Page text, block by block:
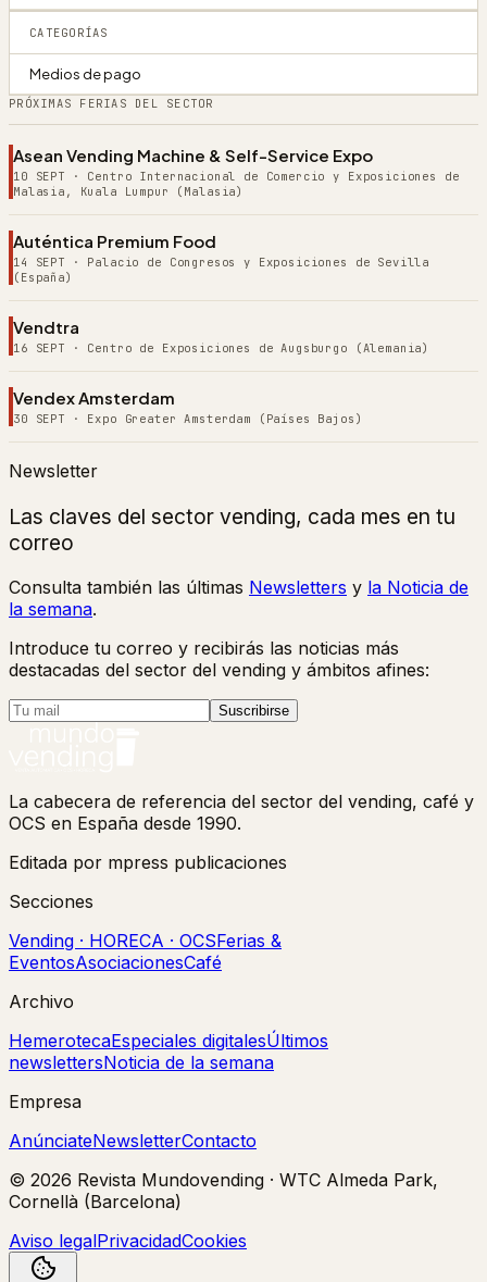
CATEGORÍAS
Medios de pago
PRÓXIMAS FERIAS DEL SECTOR
Asean Vending Machine & Self-Service Expo
10 SEPT · Centro Internacional de Comercio y Exposiciones de
Malasia, Kuala Lumpur (Malasia)
Auténtica Premium Food
14 SEPT · Palacio de Congresos y Exposiciones de Sevilla
(España)
Vendtra
16 SEPT · Centro de Exposiciones de Augsburgo (Alemania)
Vendex Amsterdam
30 SEPT · Expo Greater Amsterdam (Países Bajos)
Newsletter
Las claves del sector vending, cada mes en tu
correo
Consulta también las últimas Newsletters y la Noticia de
la semana.
Introduce tu correo y recibirás las noticias más
destacadas del sector del vending y ámbitos afines:
Suscribirse
La cabecera de referencia del sector del vending, café y
OCS en España desde 1990.
Editada por mpress publicaciones
Secciones
Vending · HORECA · OCSFerias &
EventosAsociacionesCafé
Archivo
HemerotecaEspeciales digitalesÚltimos
newslettersNoticia de la semana
Empresa
AnúnciateNewsletterContacto
© 2026 Revista Mundovending · WTC Almeda Park,
Cornellà (Barcelona)
Aviso legalPrivacidadCookies